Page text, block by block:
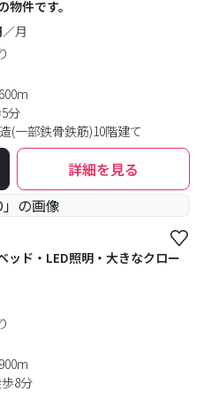
件です。
／月
分
(一部鉄骨鉄筋)10階建て
詳細を見る
ッド・LED照明・大きなクロー
8分